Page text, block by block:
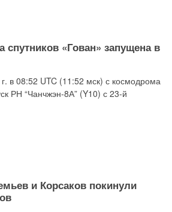
спутников «Гован» запущена в
в 08:52 UTC (11:52 мск) с космодрома
РН “Чанчжэн-8А” (Y10) с 23-й
и Корсаков покинули